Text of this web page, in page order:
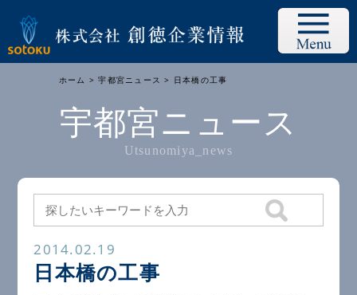
ホーム >宇都宮ニュース > 日本橋の工事
宇都宮ニュース
Utsunomiya_news
2014.02.19
日本橋の工事